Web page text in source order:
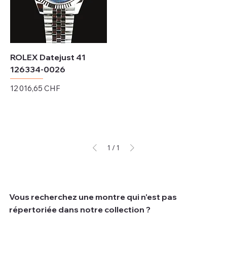
Vous recherchez une montre qui n'est pas
répertoriée dans notre collection ?
ROLEX Datejust 41
126334-0026
Prix
12 016,65 CHF
1 / 1